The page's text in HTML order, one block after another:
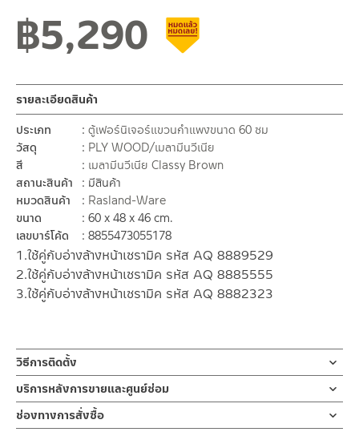
฿5,290
รายละเอียดสินค้า
ประเภท
ตู้เฟอร์นิเจอร์แขวนกำแพงขนาด 60 ซม
วัสดุ
PLY WOOD/เมลามีนวีเนีย
สี
เมลามีนวีเนีย Classy Brown
สถานะสินค้า
มีสินค้า
หมวดสินค้า
Rasland-Ware
ขนาด
60 x 48 x 46 cm.
เลขบาร์โค้ด
8855473055178
1.ใช้คู่กับอ่างล้างหน้าเซรามิค รหัส AQ 8889529
2.ใช้คู่กับอ่างล้างหน้าเซรามิค รหัส AQ 8885555
3.ใช้คู่กับอ่างล้างหน้าเซรามิค รหัส AQ 8882323
วิธีการติดตั้ง
คลิ๊กเพื่อดูคู่มือการติดตั้ง
บริการหลังการขายและศูนย์ซ่อม
ช่องทางออนไลน์
– Email: contact@charnpaiboon.com
ช่องทางการสั่งซื้อ